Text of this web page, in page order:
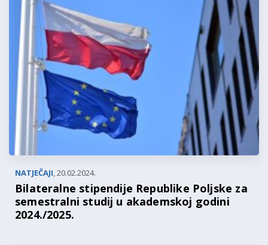
NATJEČAJI,20.02.2024.
Bilateralne stipendije Republike Poljske za
semestralni studij u akademskoj godini
2024./2025.